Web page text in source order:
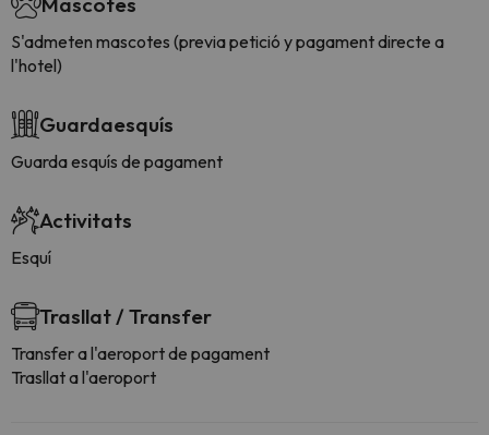
S'admeten mascotes (previa petició y pagament directe a
l'hotel)
Guardaesquís
Guarda esquís de pagament
Activitats
Esquí
Trasllat / Transfer
Transfer a l'aeroport de pagament
Trasllat a l'aeroport